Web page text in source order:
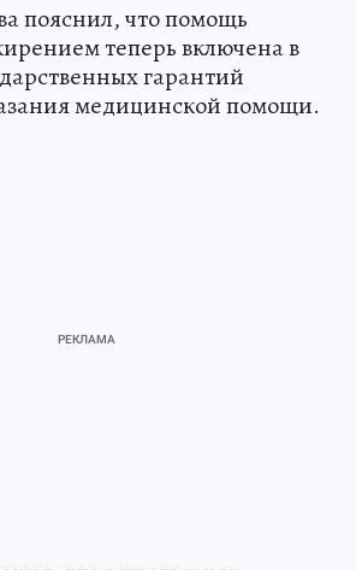
пояснил, что помощь
теперь включена в
гарантий
медицинской помощи.